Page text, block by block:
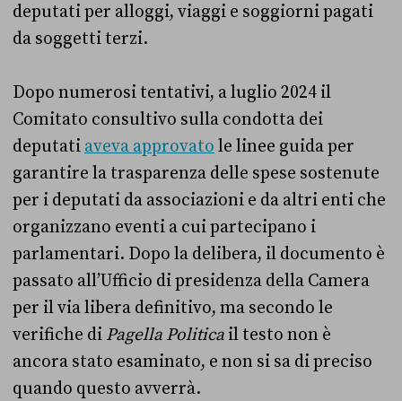
deputati per alloggi, viaggi e soggiorni pagati
da soggetti terzi.
Dopo numerosi tentativi, a luglio 2024 il
Comitato consultivo sulla condotta dei
deputati aveva approvato le linee guida per
garantire la trasparenza delle spese sostenute
per i deputati da associazioni e da altri enti che
organizzano eventi a cui partecipano i
parlamentari. Dopo la delibera, il documento è
passato all’Ufficio di presidenza della Camera
per il via libera definitivo, ma secondo le
verifiche di Pagella Politica il testo non è
ancora stato esaminato, e non si sa di preciso
quando questo avverrà.